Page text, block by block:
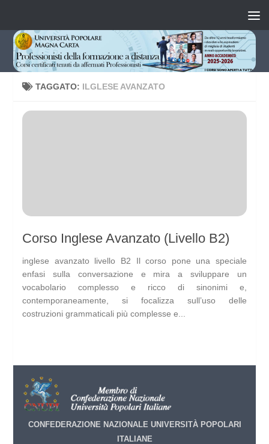
TAGGATO: ILGLESE AVANZATO
Corso Inglese Avanzato (Livello B2)
inglese avanzato livello B2 Il corso pone una speciale
enfasi sulla conversazione e mira a sviluppare un
vocabolario complesso e ricco di sinonimi e,
contemporaneamente, si focalizza sull’uso delle
costruzioni grammaticali più complesse e...
CONFEDERAZIONE NAZIONALE UNIVERSITÀ POPOLARI
ITALIANE